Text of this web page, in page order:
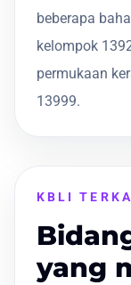
beberapa
kelompok
permukaan
13999.
KBLI
yang